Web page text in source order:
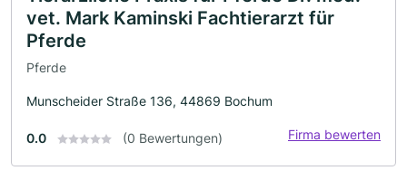
vet. Mark Kaminski Fachtierarzt für
Pferde
Pferde
Munscheider Straße 136, 44869 Bochum
0.0 (0 Bewertungen) Firma bewerten